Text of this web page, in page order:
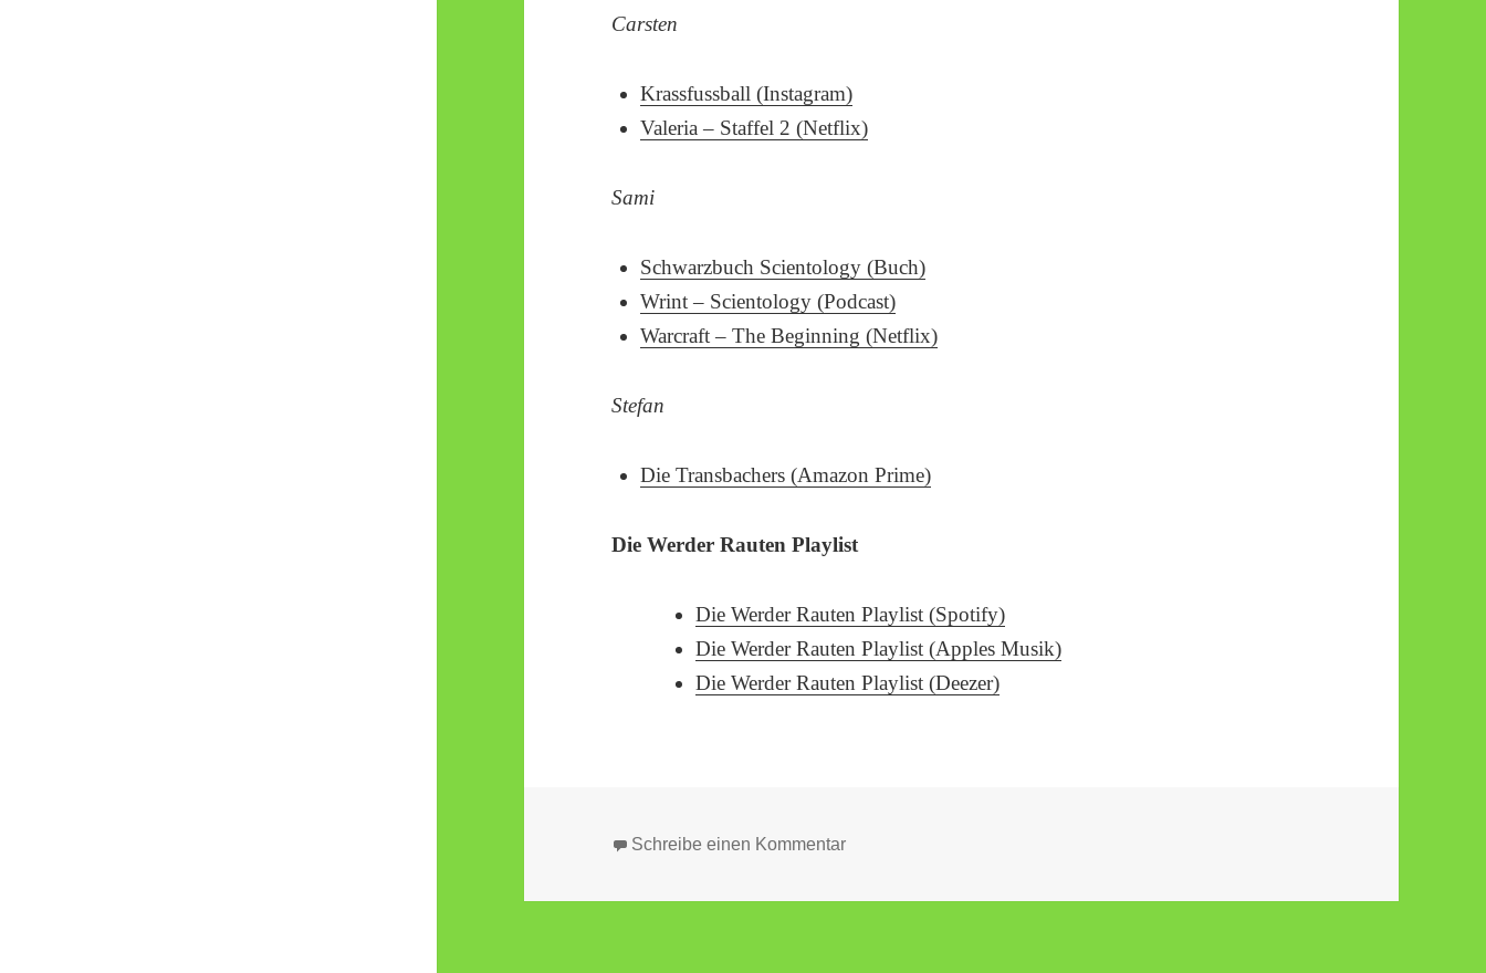
Carsten
Krassfussball (Instagram)
Valeria – Staffel 2 (Netflix)
Sami
Schwarzbuch Scientology (Buch)
Wrint – Scientology (Podcast)
Warcraft – The Beginning (Netflix)
Stefan
Die Transbachers (Amazon Prime)
Die Werder Rauten Playlist
Die Werder Rauten Playlist (Spotify)
Die Werder Rauten Playlist (Apples Musik)
Die Werder Rauten Playlist (Deezer)
Schreibe einen Kommentarzu WR 127 Achtung – Ducksch Dich, es gibt einen neuen Spieler